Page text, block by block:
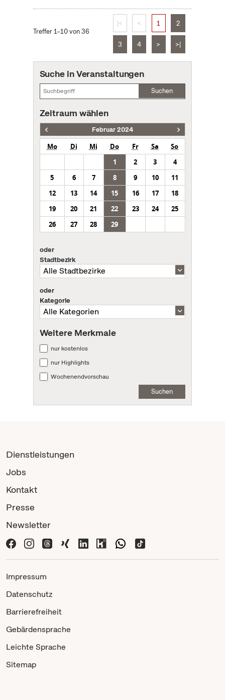
Treffer 1–10 von 36
|< < 1 2
3 4 > >|
Suche in Veranstaltungen
Suchen
Zeitraum wählen
Februar 2024
Mo Di Mi Do Fr Sa
So
1
2 3
4
5
6 7 8 9 10
11
12
13 14 15 16 17
18
19
20 21 22 23 24
25
26
27 28 29
oder
Stadtbezirk
oder
Kategorie
Weitere Merkmale
nur kostenlos
nur Highlights
Wochenendvorschau
Suchen
Dienstleistungen
Jobs
Kontakt
Presse
Newsletter
Impressum
Datenschutz
Barrierefreiheit
Gebärdensprache
Leichte Sprache
Sitemap